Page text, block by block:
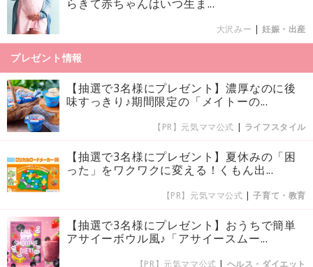
らきて赤ちゃんはいつ生ま...
大沢みー | 妊娠・出産
プレゼント情報
【抽選で3名様にプレゼント】濃厚なのに後
味すっきり♪期間限定の「メイトーの...
【PR】元気ママ公式 | ライフスタイル
【抽選で3名様にプレゼント】夏休みの「困
った」をワクワクに変える！くもん出...
【PR】元気ママ公式 |子育て・教育
【抽選で3名様にプレゼント】おうちで簡単
アサイーボウル風♪「アサイースムー...
【PR】元気ママ公式 | ヘルス・ダイエット